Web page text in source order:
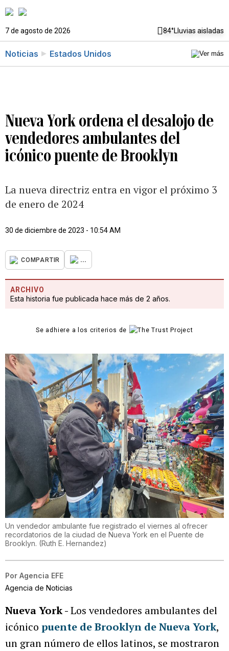
7 de agosto de 2026 84°Lluvias aisladas
Noticias Estados Unidos
Nueva York ordena el desalojo de
vendedores ambulantes del
icónico puente de Brooklyn
La nueva directriz entra en vigor el próximo 3
de enero de 2024
30 de diciembre de 2023 - 10:54 AM
COMPARTIR ...
ARCHIVO
Esta historia fue publicada hace más de 2 años.
Se adhiere a los criterios de
Un vendedor ambulante fue registrado el viernes al ofrecer
recordatorios de la ciudad de Nueva York en el Puente de
Brooklyn. (Ruth E. Hernandez)
Por Agencia EFE
Agencia de Noticias
Nueva York -Los vendedores ambulantes del
icónico puente de Brooklyn de Nueva York,
un gran número de ellos latinos, se mostraron